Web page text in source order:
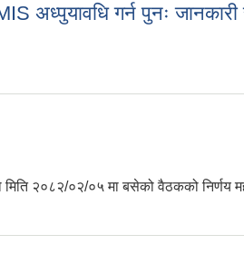
अध्पुयावधि गर्न पुनः जानकारी
२०८२/०२/०५ मा बसेको वैठकको निर्णय